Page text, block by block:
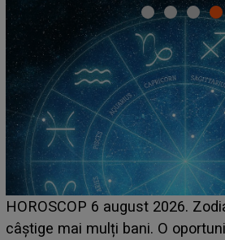
LINE-UP UNTOLD ONE, ziua 2.
scena principală a festivalului